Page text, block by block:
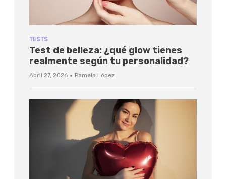
TESTS
Test de belleza: ¿qué glow tienes
realmente según tu personalidad?
Abril 27, 2026 · Pamela López